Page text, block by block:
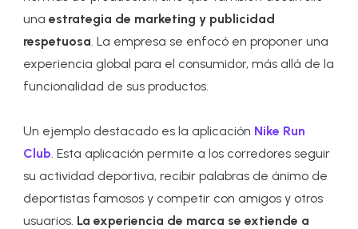
unaestrategia de marketing y publicidad
respetuosa. La empresa se enfocó en proponer una
experiencia global para el consumidor, más allá de la
funcionalidad de sus productos.
Un ejemplo destacado es la aplicación Nike Run
Club. Esta aplicación permite a los corredores seguir
su actividad deportiva, recibir palabras de ánimo de
deportistas famosos y competir con amigos y otros
usuarios. La experiencia de marca se extiende a